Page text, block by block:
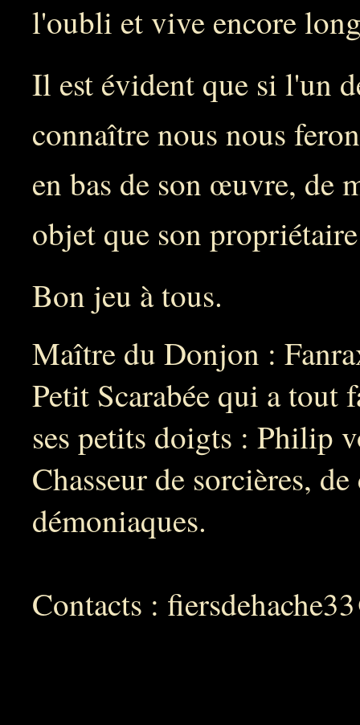
l'oubli et vive encore
Il est évident que si l'un
connaître nous nous
en bas de son œuvre, de
objet que son
Bon jeu à tous.
Maître du Donjon :
Petit Scarabée qui a tout
ses petits doigts : Philip
Chasseur de sorcières,
démoniaques.
Contacts :